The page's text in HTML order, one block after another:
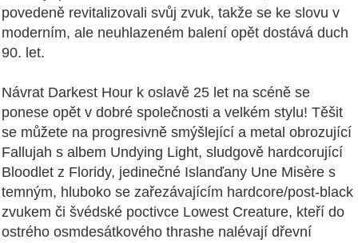
povedeně revitalizovali svůj zvuk, takže se ke slovu v
moderním, ale neuhlazeném balení opět dostává duch
90. let.
Návrat Darkest Hour k oslavě 25 let na scéně se
ponese opět v dobré společnosti a velkém stylu! Těšit
se můžete na progresivně smýšlející a metal obrozující
Fallujah s albem Undying Light, sludgově hardcorující
Bloodlet z Floridy, jedinečné Islanďany Une Misère s
temným, hluboko se zařezávajícím hardcore/post-black
zvukem či švédské poctivce Lowest Creature, kteří do
ostrého osmdesátkového thrashe nalévají dřevní